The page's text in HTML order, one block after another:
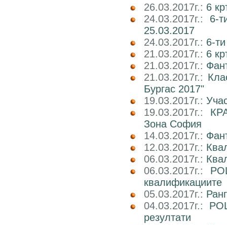
26.03.2017г.: 6
24.03.2017г.: 6-
25.03.2017
24.03.2017г.: 6-
21.03.2017г.: 6
21.03.2017г.:
21.03.2017г.:
Бургас 2017"
19.03.2017г.:
19.03.2017г.:
Зона София
14.03.2017г.:
12.03.2017г.:
06.03.2017г.:
06.03.2017г.:
квалификациите
05.03.2017г.:
04.03.2017г.:
резултати